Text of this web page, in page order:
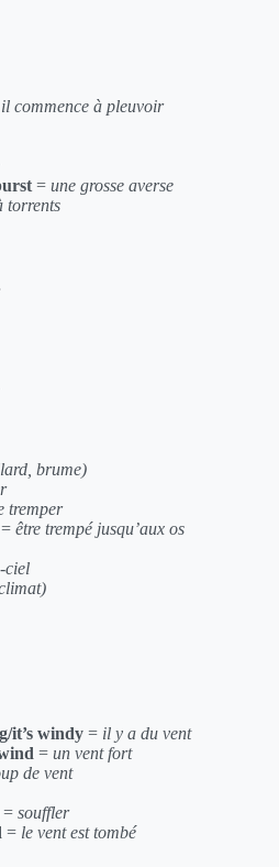
il commence à pleuvoir
= une grosse averse
torrents
brume)
tremper
= être trempé jusqu’aux os
ciel
it’s windy = il y a du vent
= un vent fort
de vent
= souffler
= le vent est tombé